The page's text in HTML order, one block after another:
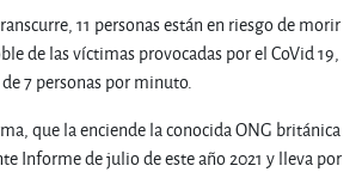
11 personas están en riesgo de morir
de las víctimas provocadas por el CoVid 19,
7 personas por minuto.
que la enciende la conocida ONG británica
Informe de julio de este año 2021 y lleva por